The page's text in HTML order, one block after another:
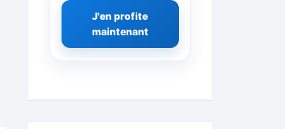
J'en profite
maintenant